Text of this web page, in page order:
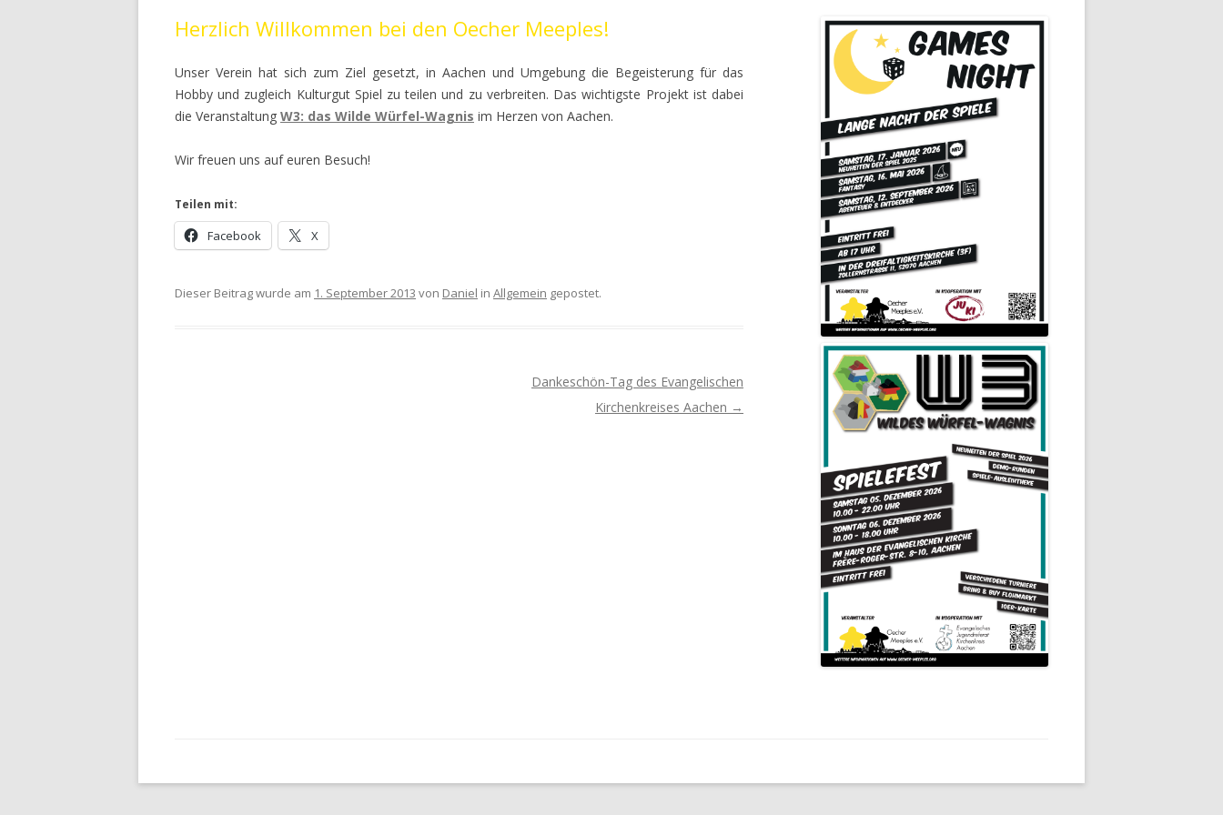
WUNSCHBAUMAKTION
Herzlich Willkommen bei den Oecher Meeples!
Unser Verein hat sich zum Ziel gesetzt, in Aachen und Umgebung die Begeisterung für das
Hobby und zugleich Kulturgut Spiel zu teilen und zu verbreiten. Das wichtigste Projekt ist dabei
die Veranstaltung W3: das Wilde Würfel-Wagnis im Herzen von Aachen.
Wir freuen uns auf euren Besuch!
Teilen mit:
Facebook X
Dieser Beitrag wurde am 1. September 2013 von Daniel in Allgemein gepostet.
Dankeschön-Tag des Evangelischen
Kirchenkreises Aachen →